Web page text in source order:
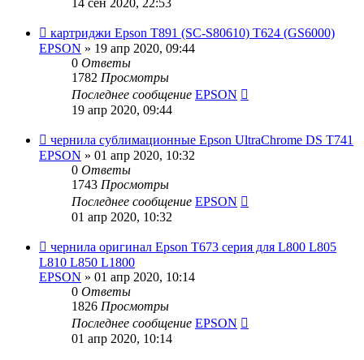
картриджи Epson T891 (SC-S80610) T624 (GS6000)
EPSON » 19 апр 2020, 09:44
0 Ответы
1782 Просмотры
Последнее сообщение EPSON
19 апр 2020, 09:44
чернила сублимационные Epson UltraChrome DS T741
EPSON » 01 апр 2020, 10:32
0 Ответы
1743 Просмотры
Последнее сообщение EPSON
01 апр 2020, 10:32
чернила оригинал Epson T673 серия для L800 L805
L810 L850 L1800
EPSON » 01 апр 2020, 10:14
0 Ответы
1826 Просмотры
Последнее сообщение EPSON
01 апр 2020, 10:14